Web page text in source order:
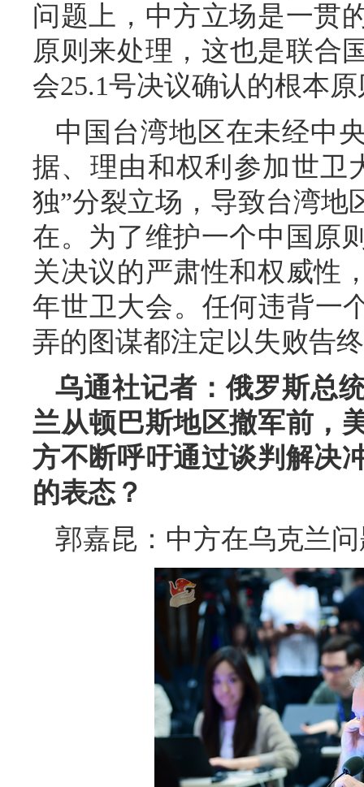
问题上，中方立场是一贯
原则来处理，这也是联合
会25.1号决议确认的根本
中国台湾地区在未经中
据、理由和权利参加世卫
独”分裂立场，导致台湾地
在。为了维护一个中国原
关决议的严肃性和权威性
年世卫大会。任何违背一
弄的图谋都注定以失败告
乌通社记者：俄罗斯总
兰从顿巴斯地区撤军前，
方不断呼吁通过谈判解决
的表态？
郭嘉昆：中方在乌克兰